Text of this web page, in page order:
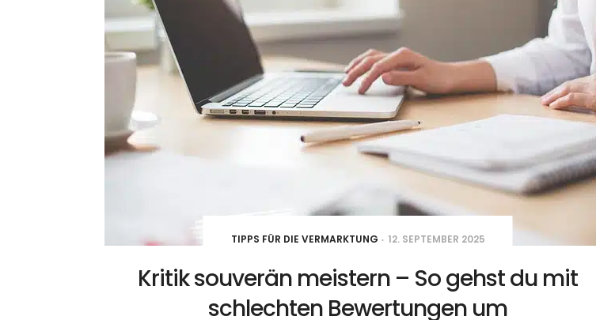
TIPPS FÜR DIE VERMARKTUNG 12. SEPTEMBER 2025
Kritik souverän meistern – So gehst du mit
schlechten Bewertungen um